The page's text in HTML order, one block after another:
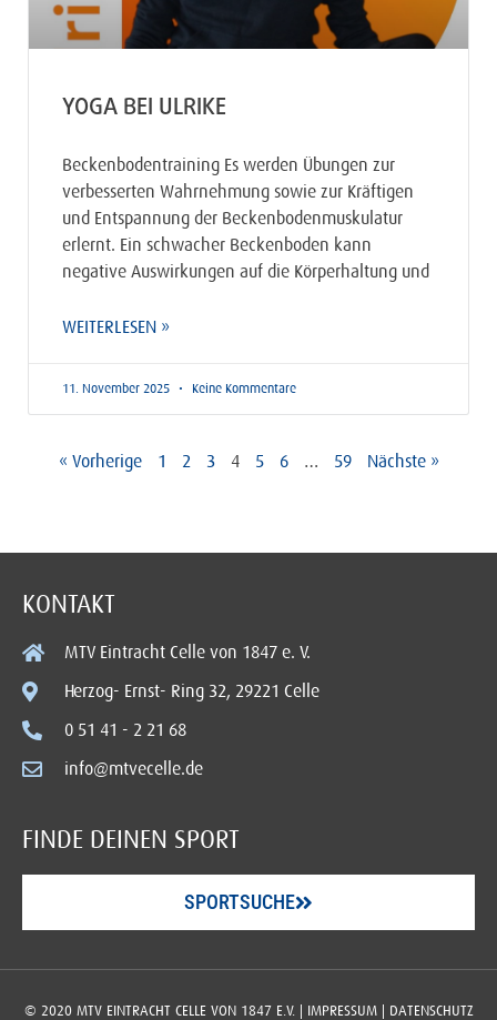
YOGA BEI ULRIKE
Beckenbodentraining Es werden Übungen zur
verbesserten Wahrnehmung sowie zur Kräftigen
und Entspannung der Beckenbodenmuskulatur
erlernt. Ein schwacher Beckenboden kann
negative Auswirkungen auf die Körperhaltung und
WEITERLESEN »
11. November 2025 Keine Kommentare
« Vorherige 1 2 3 4 5 6 … 59 Nächste »
KONTAKT
MTV Eintracht Celle von 1847 e. V.
Herzog- Ernst- Ring 32, 29221 Celle
0 51 41 - 2 21 68
info@mtvecelle.de
FINDE DEINEN SPORT
SPORTSUCHE
© 2020 MTV EINTRACHT CELLE VON 1847 E.V. | IMPRESSUM| DATENSCHUTZ